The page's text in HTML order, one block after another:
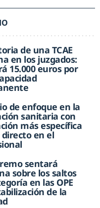
de una TCAE
en los juzgados:
15.000 euros por
de enfoque en la
sanitaria con
más específica
directo en el
sentará
sobre los saltos
en las OPE
de la